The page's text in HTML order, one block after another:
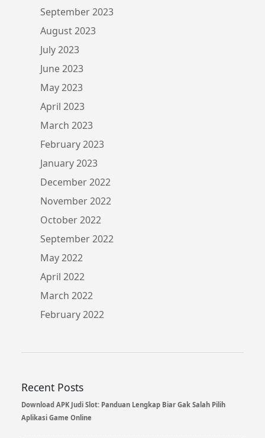
September 2023
August 2023
July 2023
June 2023
May 2023
April 2023
March 2023
February 2023
January 2023
December 2022
November 2022
October 2022
September 2022
May 2022
April 2022
March 2022
February 2022
Recent Posts
Download APK Judi Slot: Panduan Lengkap Biar Gak Salah Pilih
Aplikasi Game Online